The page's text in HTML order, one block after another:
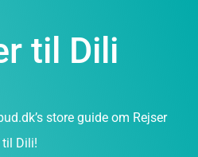
til Dili
store guide om Rejser
til Dili!